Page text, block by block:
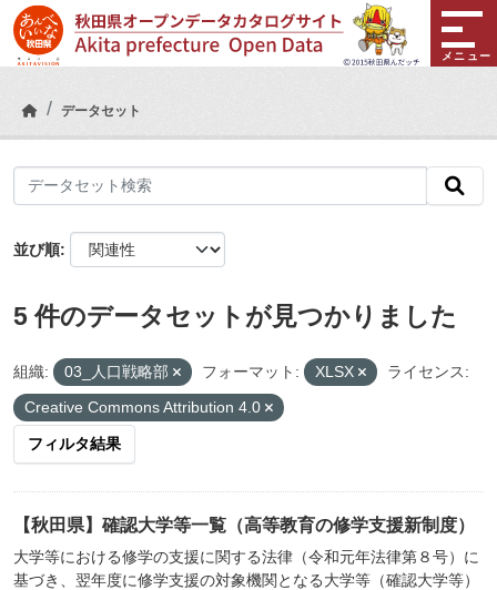
Skip to main content
メニュー
データセット
並び順
5 件のデータセットが見つかりました
組織: 03_人口戦略部 フォーマット: XLSX
ライセンス:
Creative Commons Attribution 4.0
フィルタ結果
【秋田県】確認大学等一覧（高等教育の修学支援新制度）
大学等における修学の支援に関する法律（令和元年法律第８号）に
基づき、翌年度に修学支援の対象機関となる大学等（確認大学等）